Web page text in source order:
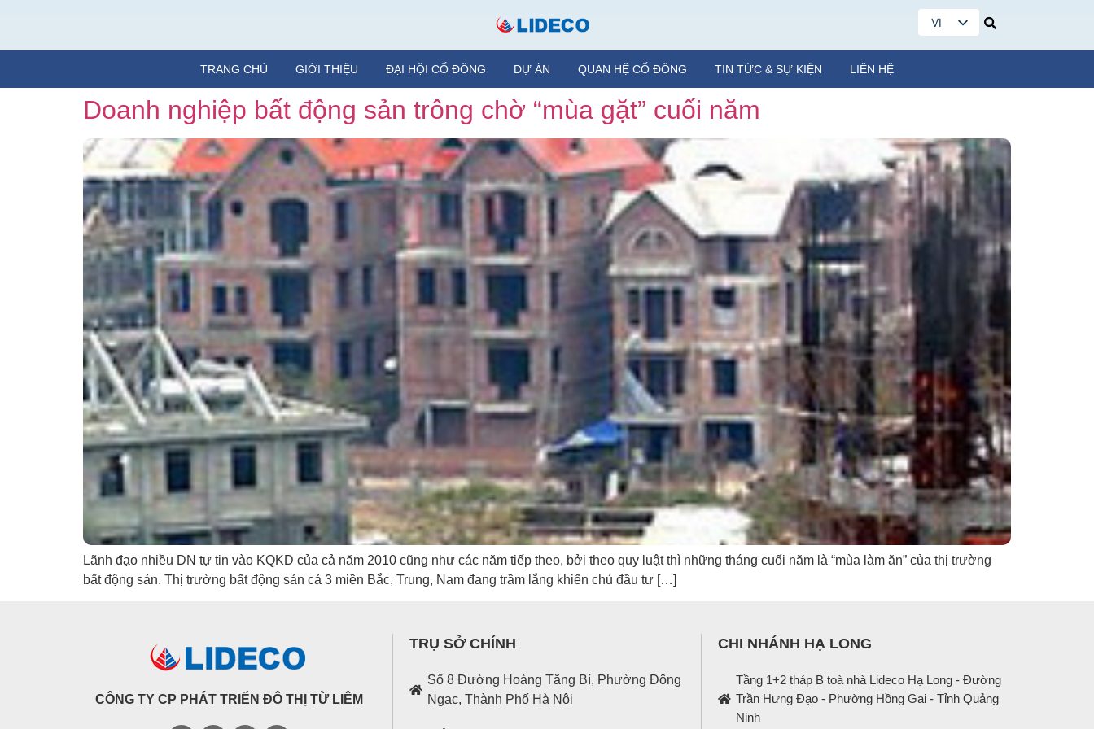
VI
EN
TRANG CHỦ GIỚI THIỆU ĐẠI HỘI CỔ ĐÔNG DỰ ÁN QUAN HỆ CỔ ĐÔNG TIN TỨC & SỰ KIỆN LIÊN HỆ
Doanh nghiệp bất động sản trông chờ “mùa gặt” cuối năm
Lãnh đạo nhiều DN tự tin vào KQKD của cả năm 2010 cũng như các năm tiếp theo, bởi theo quy luật thì những tháng cuối năm là “mùa làm ăn” của thị trường
bất động sản. Thị trường bất động sản cả 3 miền Bắc, Trung, Nam đang trầm lắng khiến chủ đầu tư […]
CÔNG TY CP PHÁT TRIỂN ĐÔ THỊ TỪ LIÊM
TRỤ SỞ CHÍNH
Số 8 Đường Hoàng Tăng Bí, Phường Đông
Ngạc, Thành Phố Hà Nội
CHI NHÁNH HẠ LONG
Tầng 1+2 tháp B toà nhà Lideco Hạ Long - Đường
Trần Hưng Đạo - Phường Hồng Gai - Tỉnh Quảng
Ninh